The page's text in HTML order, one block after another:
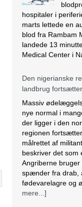
hospitaler i
marts lettede en
blod fra Rambam
landede 13
Medical Center i
Den nigerianske
landbrug
Massiv
nye normal i
der ligger i den
regionen
målrettet af
beskriver det som
Angriberne
spænder fra drab,
fødevarelagre og
mere...]